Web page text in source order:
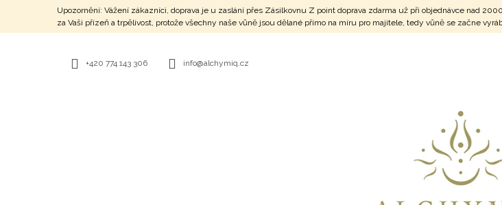
Upozornění: Vážení zákazníci, doprava je u zaslání přes Zásilkovnu Z point doprava zdarma už při objednávce nad
za Vaši přízeň a trpělivost, protože všechny naše vůně jsou dělané přímo na míru pro majitele, tedy vůně se začne
+420 774 143 306 info@alchymiq.cz
HLEDAT
DOPORUČUJEME